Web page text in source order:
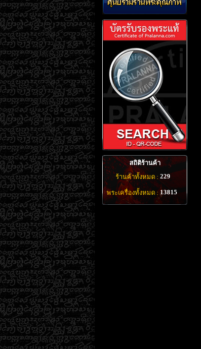
สถิติร้านค้า
ร้านค้าทั้งหมด : 229
พระเครื่องทั้งหมด : 13815